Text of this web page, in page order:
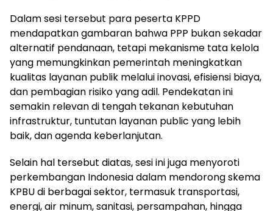
Dalam sesi tersebut para peserta KPPD
mendapatkan gambaran bahwa PPP bukan sekadar
alternatif pendanaan, tetapi mekanisme tata kelola
yang memungkinkan pemerintah meningkatkan
kualitas layanan publik melalui inovasi, efisiensi biaya,
dan pembagian risiko yang adil. Pendekatan ini
semakin relevan di tengah tekanan kebutuhan
infrastruktur, tuntutan layanan public yang lebih
baik, dan agenda keberlanjutan.
Selain hal tersebut diatas, sesi ini juga menyoroti
perkembangan Indonesia dalam mendorong skema
KPBU di berbagai sektor, termasuk transportasi,
energi, air minum, sanitasi, persampahan, hingga